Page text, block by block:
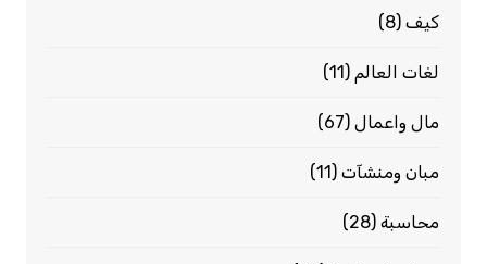
كيف(8)
لغات العالم (11)
مال واعمال(67)
مبان ومنشآت(11)
محاسبة(28)